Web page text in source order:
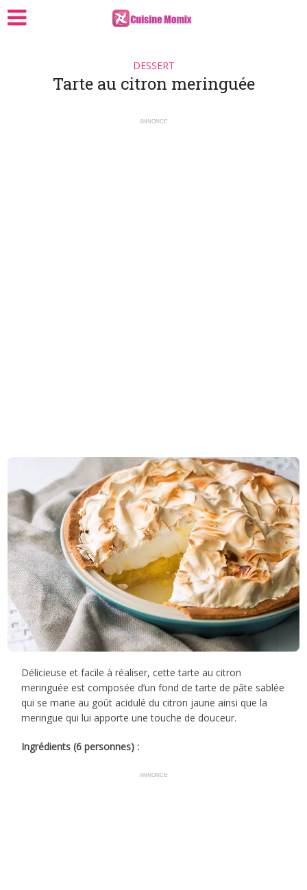
DESSERT
Tarte au citron meringuée
ANNONCE
Délicieuse et facile à réaliser, cette tarte au citron
meringuée est composée d’un fond de tarte de pâte sablée
qui se marie au goût acidulé du citron jaune ainsi que la
meringue qui lui apporte une touche de douceur.
Ingrédients (6 personnes) :
ANNONCE